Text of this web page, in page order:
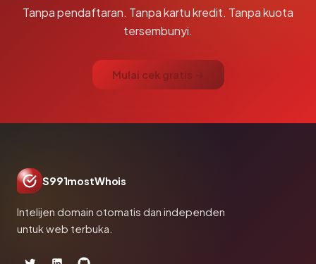
Tanpa pendaftaran. Tanpa kartu kredit. Tanpa kuota
tersembunyi.
Mulai cek gratis →
S991mostWhois
Intelijen domain otomatis dan independen
untuk web terbuka.